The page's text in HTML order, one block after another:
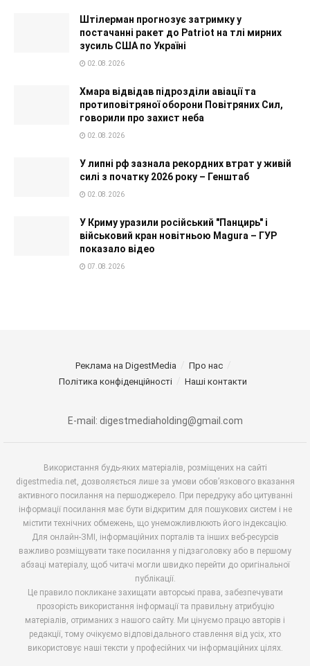
Штілерман прогнозує затримку у
постачанні ракет до Patriot на тлі мирних
зусиль США по Україні
02.08.2026
Хмара відвідав підрозділи авіації та
протиповітряної оборони Повітряних Сил,
говорили про захист неба
02.08.2026
У липні рф зазнала рекордних втрат у живій
силі з початку 2026 року – Генштаб
02.08.2026
У Криму уразили російський "Панцирь" і
військовий кран новітньою Magura – ГУР
показало відео
07.08.2026
Реклама на DigestMedia
Про нас
Політика конфіденційності
Наші контакти
E-mail: digestmediaholding@gmail.com
Використання будь-яких матеріалів, розміщених на сайті
digestmedia.net, дозволяється лише за умови обов’язкового вказання
активного посилання на першоджерело. При передруку або цитуванні
інформації посилання має бути відкритим для пошукових систем і не
містити технічних обмежень, що унеможливлюють його індексацію.
Для онлайн-ЗМІ, інформаційних порталів та інших веб-ресурсів
важливо розміщувати таке посилання у підзаголовку або в першому
абзаці матеріалу, щоб читачі могли швидко перейти до оригінальної
публікації.
Це правило покликане захищати авторські права, забезпечувати
прозорість використання інформації та правильну атрибуцію
матеріалів, отриманих з нашого сайту. Ми цінуємо працю авторів і
редакції, тому очікуємо відповідального ставлення від усіх, хто
використовує наші тексти у професійних чи інформаційних цілях.